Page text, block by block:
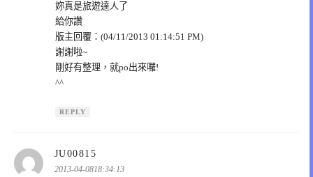
妳真是旅遊達人了
給你讚
版主回覆：(04/11/2013 01:14:51 PM)
謝謝啦~
剛好有整理，就po出來囉!
^^
REPLY
JU00815
示:
2013-04-0818:34:13